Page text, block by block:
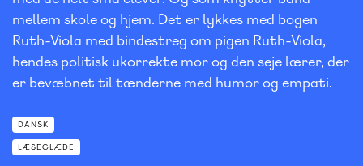
DANSK
LÆSEGLÆDE
mellem skole og hjem. Det er lykkes med bogen
Ruth-Viola med bindestreg om pigen Ruth-Viola,
hendes politisk ukorrekte mor og den seje lærer, der
er bevæbnet til tænderne med humor og empati.